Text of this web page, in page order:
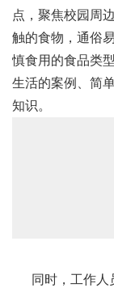
点，聚焦校园周
触的食物，通俗
慎食用的食品类
生活的案例、简
知识。
同时，工作人